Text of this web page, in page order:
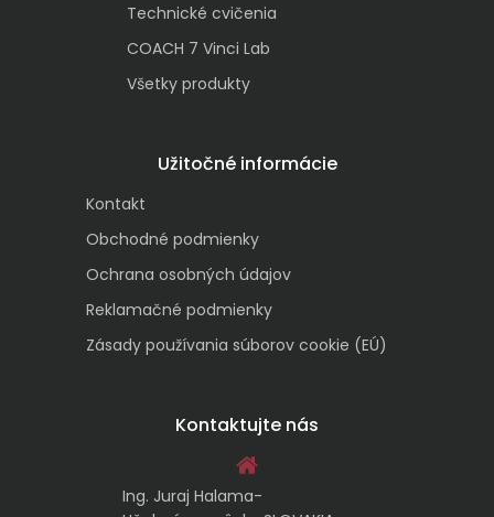
Technické cvičenia
COACH 7 Vinci Lab
Všetky produkty
Užitočné informácie
Kontakt
Obchodné podmienky
Ochrana osobných údajov
Reklamačné podmienky
Zásady používania súborov cookie (EÚ)
Kontaktujte nás
Ing. Juraj Halama-